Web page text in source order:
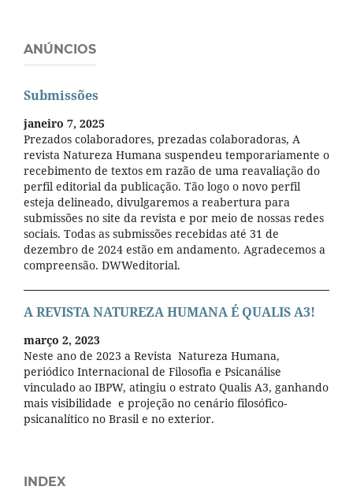
ANÚNCIOS
Submissões
janeiro 7, 2025
Prezados colaboradores, prezadas colaboradoras, A
revista Natureza Humana suspendeu temporariamente o
recebimento de textos em razão de uma reavaliação do
perfil editorial da publicação. Tão logo o novo perfil
esteja delineado, divulgaremos a reabertura para
submissões no site da revista e por meio de nossas redes
sociais. Todas as submissões recebidas até 31 de
dezembro de 2024 estão em andamento. Agradecemos a
compreensão. DWWeditorial.
A REVISTA NATUREZA HUMANA É QUALIS A3!
março 2, 2023
Neste ano de 2023 a Revista Natureza Humana,
periódico Internacional de Filosofia e Psicanálise
vinculado ao IBPW, atingiu o estrato Qualis A3, ganhando
mais visibilidade e projeção no cenário filosófico-
psicanalítico no Brasil e no exterior.
INDEX